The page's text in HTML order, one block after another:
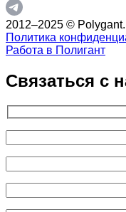
2012–2025 ©
Политика
Работа в Полигант
Связаться с